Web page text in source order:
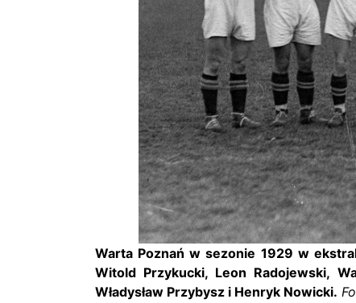
Warta Poznań w sezonie 1929 w
Witold Przykucki, Leon Radojewski,
Władysław Przybysz i Henryk Nowicki.